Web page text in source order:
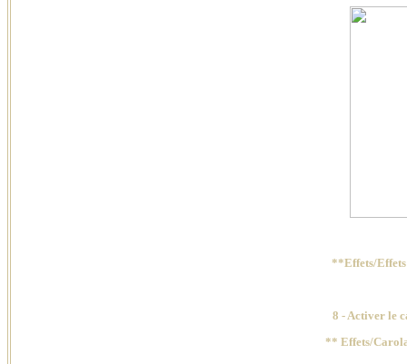
**Effets/
8 -Activer le
** Effets/